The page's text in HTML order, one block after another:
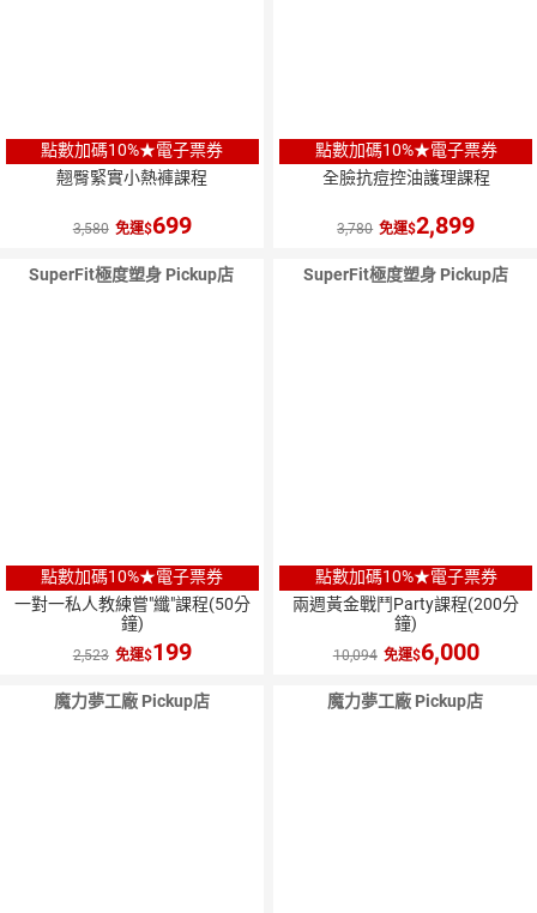
點數加碼10%★電子票券
翹臀緊實小熱褲課程
3,580 免運 699
點數加碼10%★電子票券
全臉抗痘控油護理課程
3,780 免運 2,899
SuperFit極度塑身 Pickup店
點數加碼10%★電子票券
一對一私人教練嘗"纖"課程(50分
鐘)
2,523 免運 199
SuperFit極度塑身 Pickup店
點數加碼10%★電子票券
兩週黃金戰鬥Party課程(200分
鐘)
10,094 免運 6,000
魔力夢工廠 Pickup店 魔力夢工廠 Pickup店